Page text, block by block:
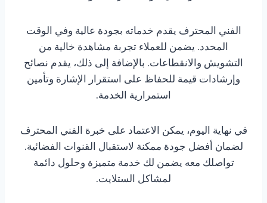
الفني المحترف يقدم خدماته بجودة عالية وفي الوقت
المحدد. يضمن للعملاء تجربة مشاهدة خالية من
التشويش والانقطاعات. بالإضافة إلى ذلك، يقدم نصائح
وإرشادات قيمة للحفاظ على استقرار الإشارة وتأمين
استمرارية الخدمة.
في نهاية اليوم، يمكن الاعتماد على خبرة الفني المحترف
لضمان أفضل جودة ممكنة لاستقبال القنوات الفضائية.
تواصلك معه يضمن لك خدمة متميزة وحلول دائمة
لمشاكل الستلايت.